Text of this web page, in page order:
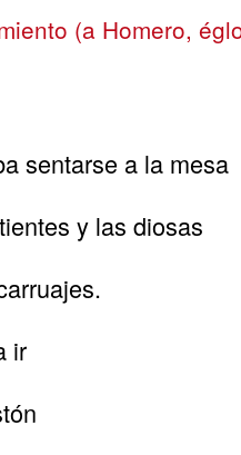
(a Homero,
sentarse a la mesa
y las diosas
ir